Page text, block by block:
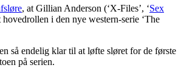
, at Gillian Anderson (‘X-Files’, ‘Sex
hovedrollen i den nye western-serie ‘The
så endelig klar til at løfte sløret for de første
på serien.